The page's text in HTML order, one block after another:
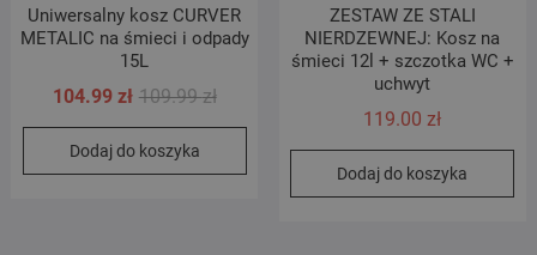
Uniwersalny kosz CURVER
METALIC na śmieci i odpady
15L
109.99złPierwotna
cena
wynosiła:
109.99 zł.
104.99 zł
Aktualna
cena
104.99 zł.
Dodaj do koszyka
ZESTAW ZE STALI
NIERDZEWNEJ: Kosz na
śmieci 12l + szczotka WC +
uchwyt
119.00zł
Dodaj do koszyka